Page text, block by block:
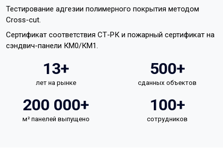
Тестирование адгезии полимерного покрытия методом
Cross-cut.
Сертификат соответствия СТ-РК и пожарный сертификат на
сэндвич-панели КМ0/КМ1.
13+
лет на рынке
500+
сданных объектов
200 000+
м² панелей выпущено
100+
сотрудников